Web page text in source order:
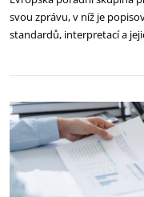
svou zprávu, v níž je
standardů, interpretací a